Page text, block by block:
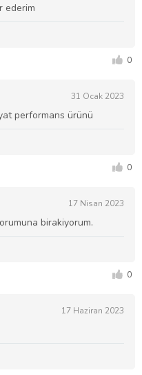
ederim
0
31 Ocak 2023
performans ürünü
0
17 Nisan 2023
birakiyorum.
0
17 Haziran 2023